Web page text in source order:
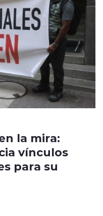
la mira:
vínculos
para su